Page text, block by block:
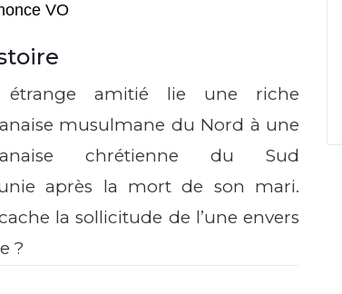
VO
étrange amitié lie une riche
musulmane du Nord à une
chrétienne du Sud
après la mort de son mari.
la sollicitude de l’une envers
?